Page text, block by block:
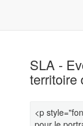
SLA -
territoire
<p